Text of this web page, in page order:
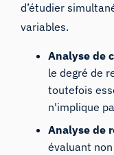
d’étudier
variables.
Analyse de
le degré de
toutefois
n'implique
Analyse de
évaluant